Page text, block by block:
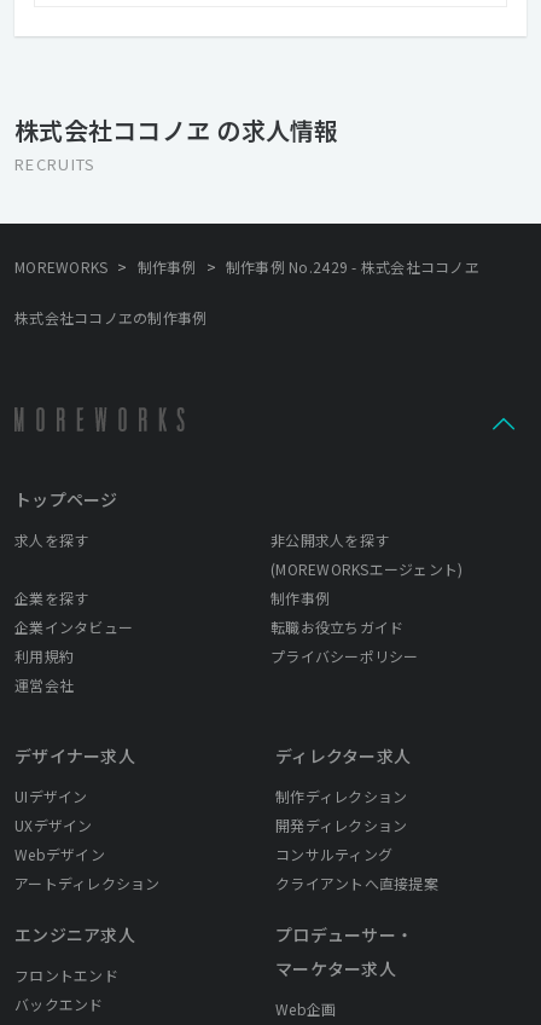
株式会社ココノヱ の求人情報
RECRUITS
MOREWORKS > 制作事例 > 制作事例 No.2429 - 株式会社ココノヱ
株式会社ココノヱの制作事例
トップページ
求人を探す
非公開求人を探す
(MOREWORKSエージェント)
企業を探す
制作事例
企業インタビュー
転職お役立ちガイド
利用規約
プライバシーポリシー
運営会社
デザイナー求人
UIデザイン
UXデザイン
Webデザイン
アートディレクション
エンジニア求人
フロントエンド
バックエンド
ディレクター求人
制作ディレクション
開発ディレクション
コンサルティング
クライアントへ直接提案
プロデューサー・
マーケター求人
Web企画